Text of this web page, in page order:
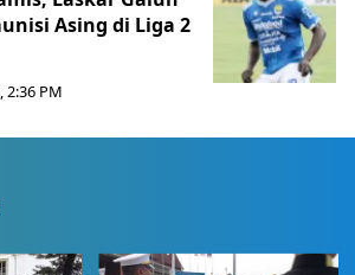
Asing di Liga 2
2:36 PM